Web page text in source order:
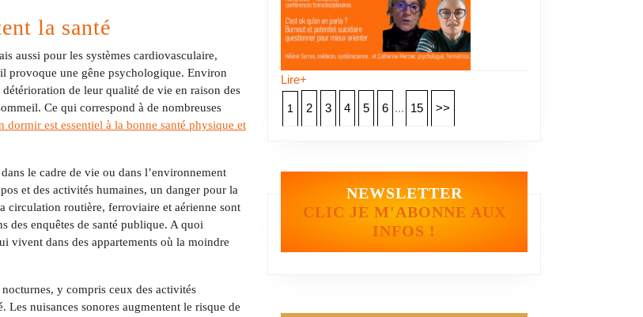
la santé
aussi pour les systèmes cardiovasculaire,
provoque une gêne psychologique. Environ
de leur qualité de vie en raison des
Ce qui correspond à de nombreuses
dormir est essentiel à la bonne santé physique et
le cadre de vie ou dans l’environnement
et des activités humaines, un danger pour la
circulation routière, ferroviaire et aérienne sont
des enquêtes de santé publique. A quoi
vivent dans des appartements où la moindre
y compris ceux des activités
nuisances sonores augmentent le risque de
Lire+
1 2 3 4 5 6 ... 15 >>
NEWSLETTER
CLIC JE M'ABONNE AUX
INFOS !